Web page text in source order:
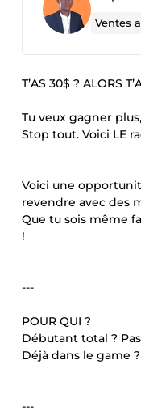
Ventes
T’AS 30$ ? ALORS
Tu veux gagner
Stop tout. Voici LE
Voici une
revendre avec des
Que tu sois même
!
---
POUR QUI ?
Débutant total ?
Déjà dans le game
---